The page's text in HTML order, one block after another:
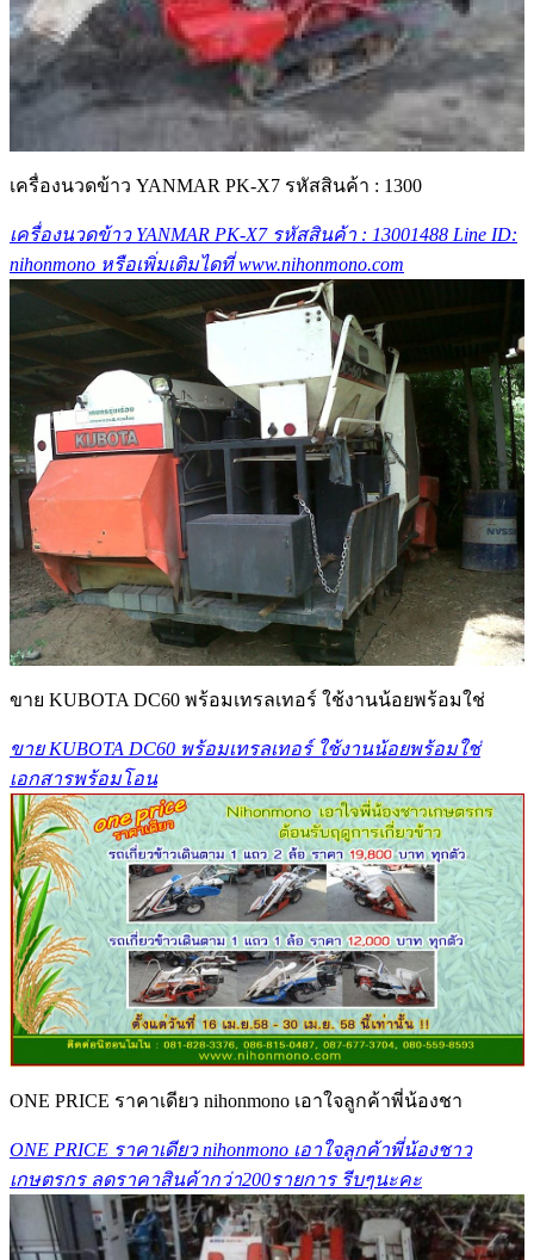
เครื่องนวดข้าว YANMAR PK-X7 รหัสสินค้า : 1300
เครื่องนวดข้าว YANMAR PK-X7 รหัสสินค้า : 13001488 Line ID:
nihonmono หรือเพิ่มเติมไดที่ www.nihonmono.com
ขาย KUBOTA DC60 พร้อมเทรลเทอร์ ใช้งานน้อยพร้อมใช่
ขาย KUBOTA DC60 พร้อมเทรลเทอร์ ใช้งานน้อยพร้อมใช่
เอกสารพร้อมโอน
ONE PRICE ราคาเดียว nihonmono เอาใจลูกค้าพี่น้องชา
ONE PRICE ราคาเดียว nihonmono เอาใจลูกค้าพี่น้องชาว
เกษตรกร ลดราคาสินค้ากว่า200รายการ รีบๆนะคะ